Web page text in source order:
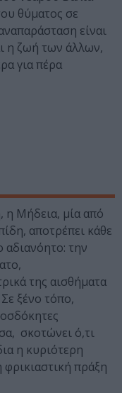
θύματος σε
είναι
η ζωή των άλλων,
για πέρα
η Μήδεια, μία από
αποτρέπει κάθε
την
της αισθήματα
ξένο τόπο,
σκοτώνει ό,τι
η κυριότερη
πράξη